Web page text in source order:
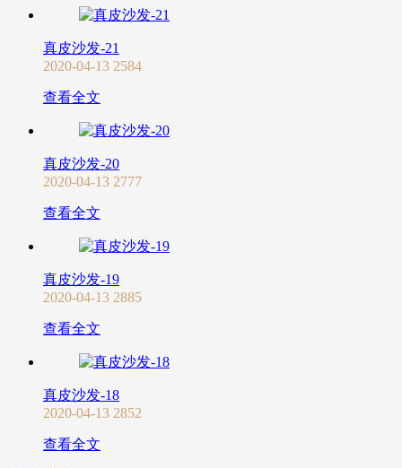
真皮沙发-21
2020-04-13 2584
查看全文
真皮沙发-20
2020-04-13 2777
查看全文
真皮沙发-19
2020-04-13 2885
查看全文
真皮沙发-18
2020-04-13 2852
查看全文